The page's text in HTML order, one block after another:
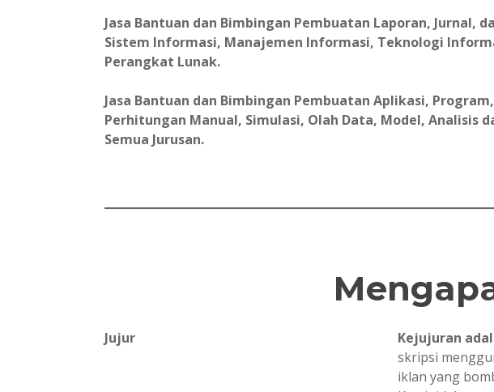
Jasa Bantuan dan Bimbingan Pembuatan Laporan,
Sistem Informasi, Manajemen Informasi, Teknologi
Perangkat Lunak.
Jasa Bantuan dan Bimbingan Pembuatan Aplikasi,
Perhitungan Manual, Simulasi, Olah Data, Model, Analisis
Semua Jurusan.
Jujur Kejujuran
skripsi
iklan yang